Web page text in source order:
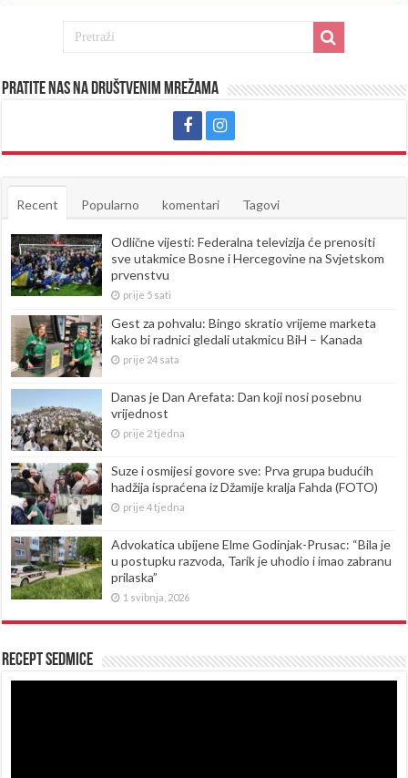
Pratite nas na društvenim mrežama
Recent Popularno komentari Tagovi
Odlične vijesti: Federalna televizija će prenositi
sve utakmice Bosne i Hercegovine na Svjetskom
prvenstvu
prije 5 sati
Gest za pohvalu: Bingo skratio vrijeme marketa
kako bi radnici gledali utakmicu BiH – Kanada
prije 24 sata
Danas je Dan Arefata: Dan koji nosi posebnu
vrijednost
prije 2 tjedna
Suze i osmijesi govore sve: Prva grupa budućih
hadžija ispraćena iz Džamije kralja Fahda (FOTO)
prije 4 tjedna
Advokatica ubijene Elme Godinjak-Prusac: “Bila je
u postupku razvoda, Tarik je uhodio i imao zabranu
prilaska”
1 svibnja, 2026
Recept sedmice